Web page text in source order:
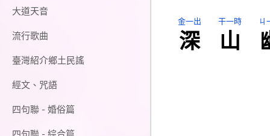
大道天音
流行歌曲
臺灣紹介鄉土民謠
經文、咒語
四句聯 - 婚俗篇
金一出
深
干一時
山
ㄐ